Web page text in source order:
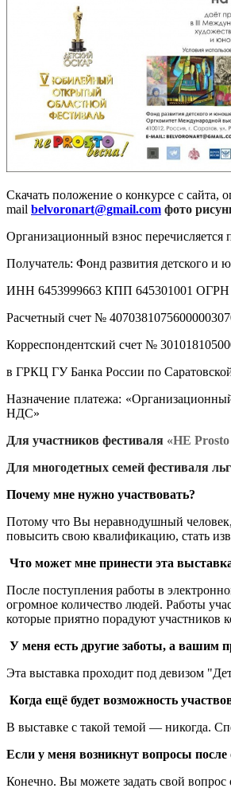
Скачать положение о конкурсе с сайта,
mail belvoronart@gmail.com фото
Организационный взнос
Получатель: Фонд развития детского и
ИНН 6453999663 КПП 645301001 ОГРН
Расчетный счет №
Корреспондентский счет №
в ГРКЦ ГУ Банка России по
Назначение платежа:
НДС»
Для участников фестиваля «НЕ Prosto
Для многодетных семей фестиваля
Почему мне нужно участвовать?
Потому что Вы неравнодушный человек,
повысить свою квалификацию, стать
Что может мне принести эта
После поступления работы в
огромное количество людей. Работы
которые приятно порадуют участников
У меня есть другие заботы, а вашим
Эта выставка проходит под девизом
Когда ещё будет возможность
В выставке с такой темой — никогда.
Если у меня возникнут вопросы
Конечно. Вы можете задать свой